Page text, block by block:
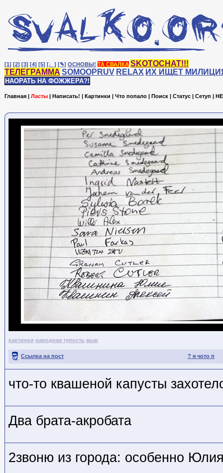
[1] [2] [3] [4] [5] [♩] [✎] ОСНОВЫ! ТА СВАЛКА SKOTOCHAT!!!
ТЕЛЕГРАММА SOMOOPRUV RELAX ИХ ИЩЕТ
НАОРАТЬ НА ФОЖЖЕРА?!
Главная | Ласты | Написать! | Картинки | Что попало | Поиск | Статус | Сетуп |
картинки народная тупость жыр
? я чото п
Ссылка на пост
что-то квашеной капусты
Два брата-акробата
2звоню из города: особенно